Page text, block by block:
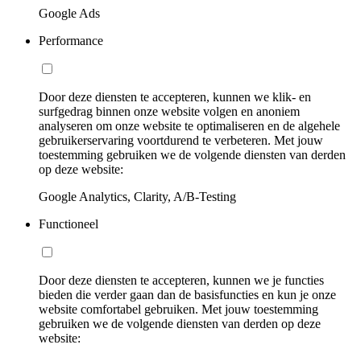
Google Ads
Performance
Door deze diensten te accepteren, kunnen we klik- en
surfgedrag binnen onze website volgen en anoniem
analyseren om onze website te optimaliseren en de algehele
gebruikerservaring voortdurend te verbeteren. Met jouw
toestemming gebruiken we de volgende diensten van derden
op deze website:
Google Analytics, Clarity, A/B-Testing
Functioneel
Door deze diensten te accepteren, kunnen we je functies
bieden die verder gaan dan de basisfuncties en kun je onze
website comfortabel gebruiken. Met jouw toestemming
gebruiken we de volgende diensten van derden op deze
website: